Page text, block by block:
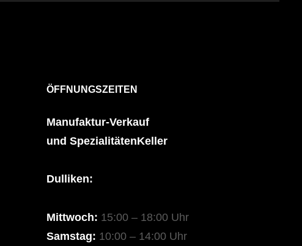
ÖFFNUNGSZEITEN
Manufaktur-Verkauf
und SpezialitätenKeller
Dulliken:
Mittwoch: 15:00 – 18:00 Uhr
Samstag: 10:00 – 14:00 Uhr